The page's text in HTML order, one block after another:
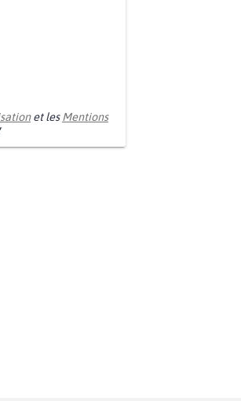
et lesMentions